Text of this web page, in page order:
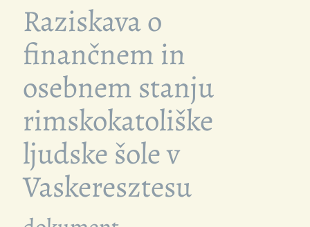
Raziskava o
finančnem in
osebnem stanju
rimskokatoliške
ljudske šole v
Vaskeresztesu